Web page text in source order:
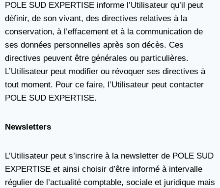
POLE SUD EXPERTISE informe l’Utilisateur qu’il peut
définir, de son vivant, des directives relatives à la
conservation, à l’effacement et à la communication de
ses données personnelles après son décès. Ces
directives peuvent être générales ou particulières.
L’Utilisateur peut modifier ou révoquer ses directives à
tout moment. Pour ce faire, l’Utilisateur peut contacter
POLE SUD EXPERTISE.
Newsletters
L’Utilisateur peut s’inscrire à la newsletter de POLE SUD
EXPERTISE et ainsi choisir d’être informé à intervalle
régulier de l’actualité comptable, sociale et juridique mais